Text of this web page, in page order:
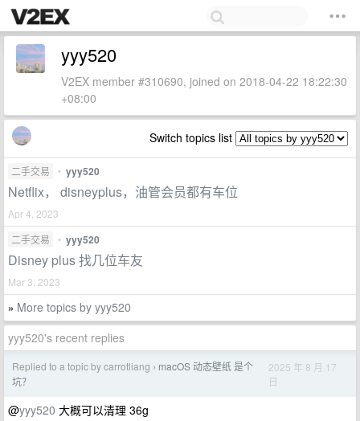
yyy520
V2EX member #310690, joined on 2018-04-22 18:22:30
+08:00
Switch topics list
二手交易 • yyy520
Netflix， disneyplus，油管会员都有车位
Apr 4, 2023
二手交易
• yyy520
Disney plus 找几位车友
Mar 3, 2023
» More topics by yyy520
yyy520's recent replies
Replied to a topic by carrotliang › macOS 动态壁纸 是个
坑？
2025 年 8 月 17
日
@yyy520 大概可以清理 36g